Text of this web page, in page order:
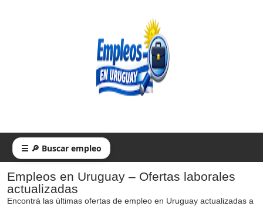
☰ 🔎 Buscar empleo
Empleos en Uruguay – Ofertas laborales
actualizadas
Encontrá las últimas ofertas de empleo en Uruguay actualizadas a